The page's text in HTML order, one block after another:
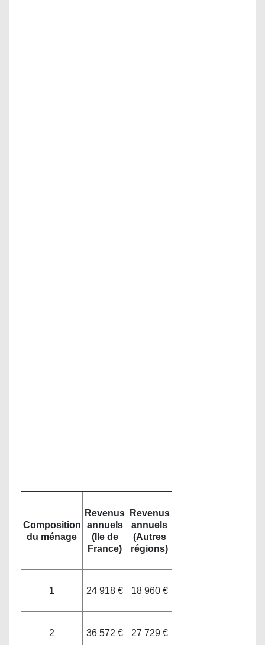
Composition
du ménage
Revenus
annuels
(Ile de
France)
Revenus
annuels
(Autres
régions)
1 24 918 € 18 960 €
2 36 572 € 27 729 €